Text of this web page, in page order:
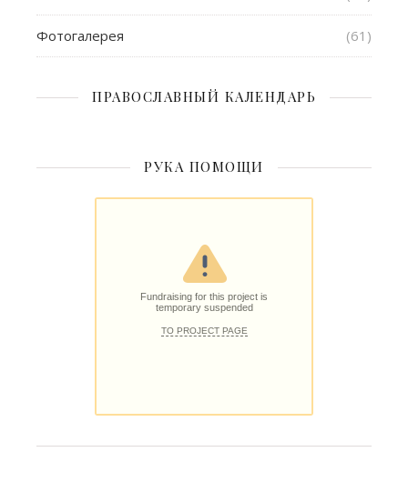
Фотогалерея (61)
ПРАВОСЛАВНЫЙ КАЛЕНДАРЬ
РУКА ПОМОЩИ